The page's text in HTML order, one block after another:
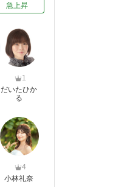
急上昇
1
だいたひか
る
4
小林礼奈